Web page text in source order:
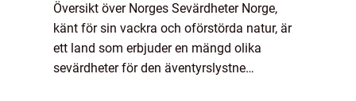
Översikt över Norges Sevärdheter Norge,
känt för sin vackra och oförstörda natur, är
ett land som erbjuder en mängd olika
sevärdheter för den äventyrslystne